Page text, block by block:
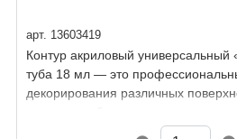
арт. 13603419
Контур акриловый универсальный
туба 18 мл — это
декорирования различных
на любых гладких материалах: